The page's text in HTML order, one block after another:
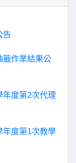
告
籤作業結果公
年度第2次代理
年度第1次教學